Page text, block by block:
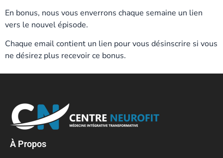
En bonus, nous vous enverrons chaque semaine un lien
vers le nouvel épisode.
Chaque email contient un lien pour vous désinscrire si vous
ne désirez plus recevoir ce bonus.
À Propos